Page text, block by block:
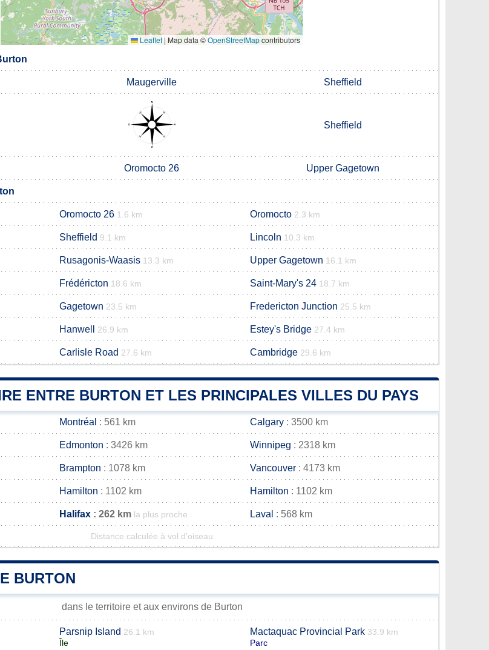
Leaflet | Map data ©OpenStreetMapcontributors
Maugerville Sheffield
Sheffield
Oromocto 26 Upper Gagetown
Oromocto 26 1.6 km Oromocto 2.3 km
Sheffield 9.1 km Lincoln 10.3 km
Rusagonis-Waasis 13.3 km Upper Gagetown 16.1 km
Frédéricton 18.6 km Saint-Mary's 24 18.7 km
Gagetown 23.5 km Fredericton Junction 25.5 km
Hanwell 26.9 km Estey's Bridge 27.4 km
Carlisle Road 27.6 km Cambridge 29.6 km
ENTRE BURTON ET LES PRINCIPALES VILLES DU PAYS
Montréal : 561 km Calgary : 3500 km
Edmonton : 3426 km Winnipeg : 2318 km
Brampton : 1078 km Vancouver : 4173 km
Hamilton : 1102 km Hamilton : 1102 km
Halifax : 262 km la plus proche Laval : 568 km
Distance calculée à vol d'oiseau
BURTON
dans le territoire et aux environs de Burton
Parsnip Island 26.1 km
Île
Mactaquac Provincial Park 33.9 km
Parc